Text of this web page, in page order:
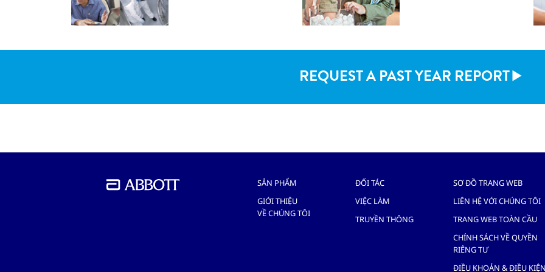
REQUEST A PAST YEAR REPORT
SẢN PHẨM
GIỚI THIỆU
VỀ CHÚNG TÔI
ĐỐI TÁC
VIỆC LÀM
TRUYỀN THÔNG
SƠ ĐỒ TRANG WEB
LIÊN HỆ VỚI CHÚNG TÔI
TRANG WEB TOÀN CẦU
CHÍNH SÁCH VỀ QUYỀN
RIÊNG TƯ
ĐIỀU KHOẢN & ĐIỀU